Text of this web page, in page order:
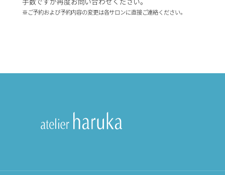
※ご予約および予約内容の変更は各サロンに直接ご連絡ください。